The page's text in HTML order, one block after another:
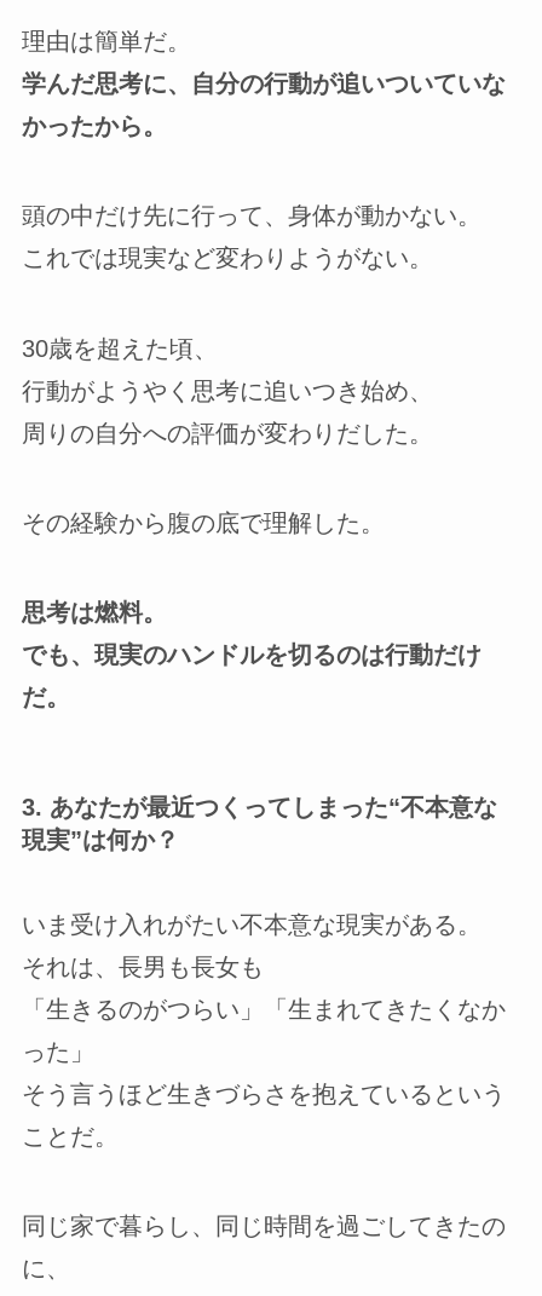
理由は簡単だ。
学んだ思考に、自分の行動が追いついていな
かったから。
頭の中だけ先に行って、身体が動かない。
これでは現実など変わりようがない。
30歳を超えた頃、
行動がようやく思考に追いつき始め、
周りの自分への評価が変わりだした。
その経験から腹の底で理解した。
思考は燃料。
でも、現実のハンドルを切るのは行動だけ
だ。
3. あなたが最近つくってしまった“不本意な
現実”は何か？
いま受け入れがたい不本意な現実がある。
それは、長男も長女も
「生きるのがつらい」「生まれてきたくなか
った」
そう言うほど生きづらさを抱えているという
ことだ。
同じ家で暮らし、同じ時間を過ごしてきたの
に、